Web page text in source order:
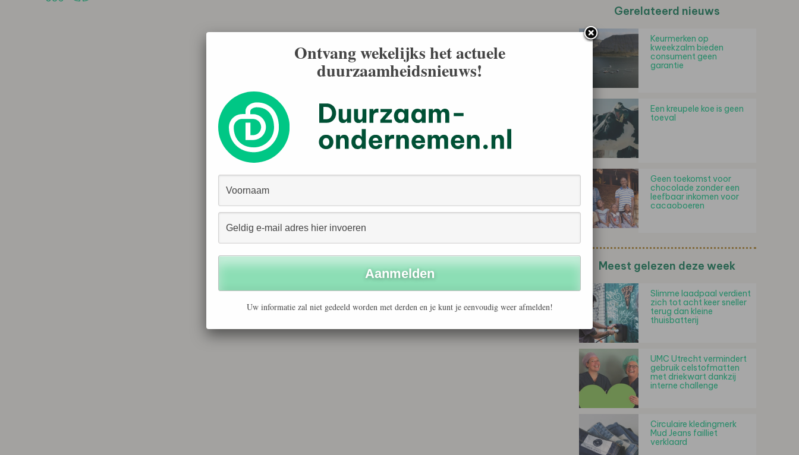
Gerelateerd nieuws
Keurmerken op
kweekzalm bieden
consument geen
garantie
Een kreupele koe is geen
toeval
Geen toekomst voor
chocolade zonder een
leefbaar inkomen voor
cacaoboeren
Meest gelezen deze week
Slimme laadpaal verdient
zich tot acht keer sneller
terug dan kleine
thuisbatterij
UMC Utrecht vermindert
gebruik celstofmatten
met driekwart dankzij
interne challenge
Circulaire kledingmerk
Mud Jeans failliet
verklaard
Ontvang wekelijks het actuele
duurzaamheidsnieuws!
Uw informatie zal niet gedeeld worden met derden en je kunt je eenvoudig weer afmelden!